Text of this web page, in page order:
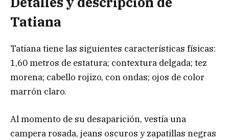
Tatiana
Tatiana tiene las siguientes características físicas:
1,60 metros de estatura; contextura delgada; tez
morena; cabello rojizo, con ondas; ojos de color
marrón claro.
Al momento de su desaparición, vestía una
campera rosada, jeans oscuros y zapatillas negras